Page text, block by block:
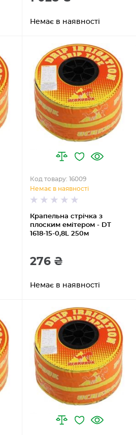
Немає в наявності
Крапельна стрічка з
плоским емітером - DT
1618-15-0,8L 250м
Код товару: 16009
Немає в наявності
276 ₴
Немає в наявності